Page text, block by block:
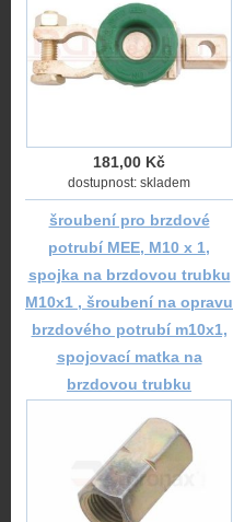
181,00 Kč
dostupnost: skladem
šroubení pro brzdové
potrubí MEE, M10 x 1,
spojka na brzdovou trubku
M10x1 , šroubení na opravu
brzdového potrubí m10x1,
spojovací matka na
brzdovou trubku